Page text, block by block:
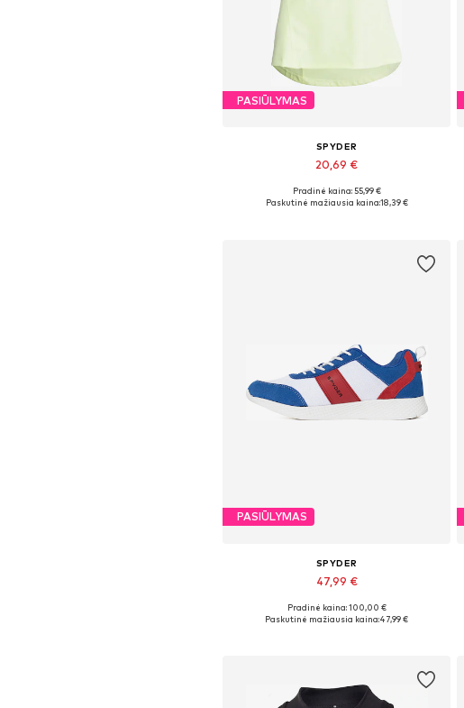
PASIŪLYMAS
SPYDER
20,69 €
Galimi dydžiai: XL
Pradinė kaina: 55,99 €
Paskutinė mažiausia kaina:18,39 €
PASIŪLYMAS
SPYDER
47,99 €
Galimi dydžiai: 36, 37, 38, 41
Pradinė kaina: 100,00 €
Paskutinė mažiausia kaina:47,99 €